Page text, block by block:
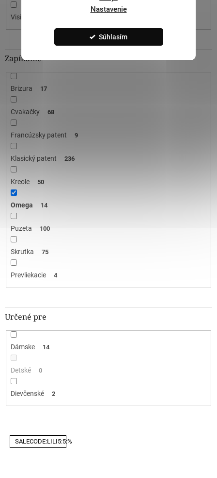
Nastavenie
Súhlasím
Visiace
Zapínanie
Brizura 17
Cvakačky 68
Francúzsky patent 9
Klasický patent 236
Kreole 50
Omega 14
Puzeta 100
Skrutka 75
Prevliekacie 4
Určené pre
Dámske 14
Detské 0
Dievčenské 2
V SALECODE:LILI5:5:%